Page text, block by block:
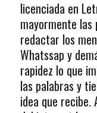
licenciada en
mayormente las
redactar los
Whatssap y
rapidez lo que
las palabras y
idea que recibe.